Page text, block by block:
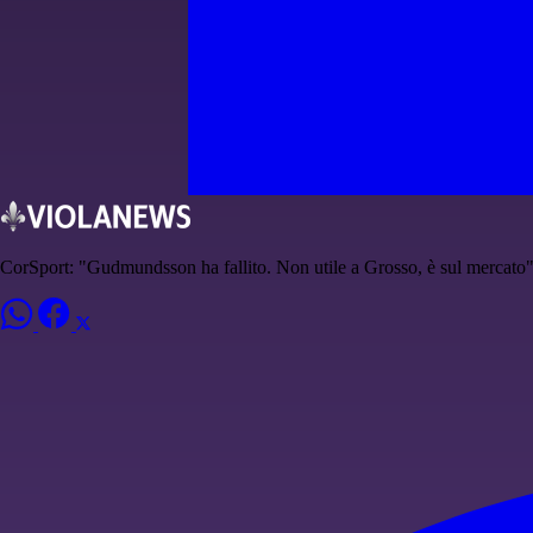
CorSport: "Gudmundsson ha fallito. Non utile a Grosso, è sul mercato"